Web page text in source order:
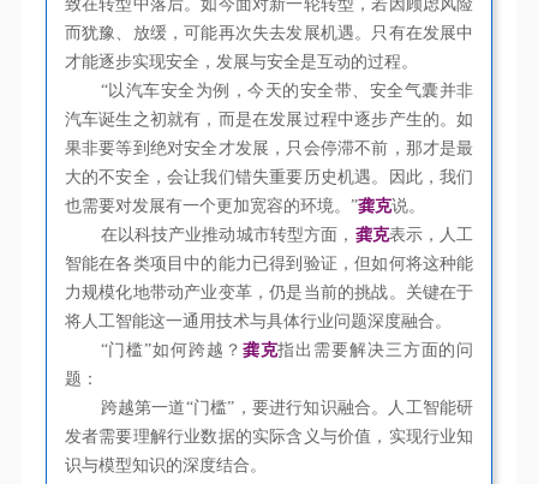
致在转型中落后。如今面对新一轮转型，若因顾虑风险
而犹豫、放缓，可能再次失去发展机遇。只有在发展中
才能逐步实现安全，发展与安全是互动的过程。
“以汽车安全为例，今天的安全带、安全气囊并非
汽车诞生之初就有，而是在发展过程中逐步产生的。如
果非要等到绝对安全才发展，只会停滞不前，那才是最
大的不安全，会让我们错失重要历史机遇。因此，我们
也需要对发展有一个更加宽容的环境。”龚克说。
在以科技产业推动城市转型方面， 龚克表示，人工
智能在各类项目中的能力已得到验证，但如何将这种能
力规模化地带动产业变革，仍是当前的挑战。关键在于
将人工智能这一通用技术与具体行业问题深度融合。
“门槛”如何跨越？ 龚克指出需要解决三方面的问
题：
跨越第一道“门槛”，要进行知识融合。人工智能研
发者需要理解行业数据的实际含义与价值，实现行业知
识与模型知识的深度结合。